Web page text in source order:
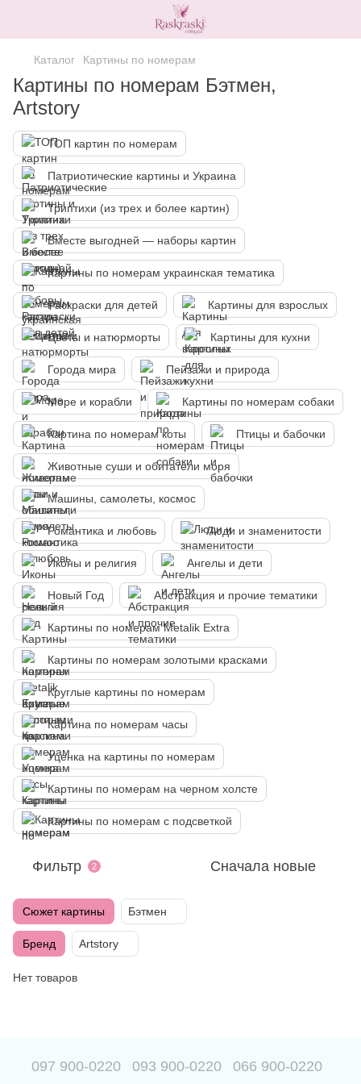
Каталог Картины по номерам
Картины по номерам Бэтмен,
Artstory
ТОП картин по номерам
Патриотические картины и Украина
Триптихи (из трех и более картин)
Вместе выгодней — наборы картин
Картины по номерам украинская тематика
Раскраски для детей Картины для взрослых
Цветы и натюрморты Картины для кухни
Города мира Пейзажи и природа
Море и корабли Картины по номерам собаки
Картина по номерам коты Птицы и бабочки
Животные суши и обитатели моря
Машины, самолеты, космос
Романтика и любовь Люди и знаменитости
Иконы и религия Ангелы и дети
Новый Год Абстракция и прочие тематики
Картины по номерам Metalik Extra
Картины по номерам золотыми красками
Круглые картины по номерам
Картина по номерам часы
Уценка на картины по номерам
Картины по номерам на черном холсте
Картины по номерам с подсветкой
Фильтр 2 Сначала новые
Сюжет картины Бэтмен
Бренд Artstory
Нет товаров
097 900-0220 093 900-0220 066 900-0220